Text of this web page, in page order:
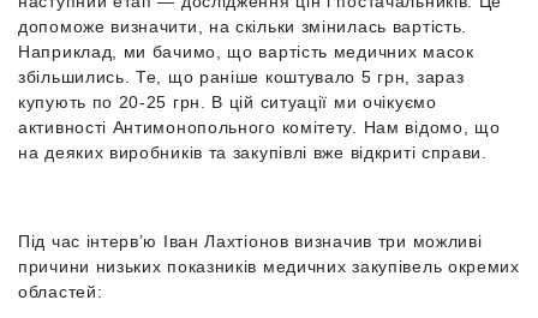
допоможе визначити, на скільки змінилась вартість.
Наприклад, ми бачимо, що вартість медичних масок
збільшились. Те, що раніше коштувало 5 грн, зараз
купують по 20-25 грн. В цій ситуації ми очікуємо
активності Антимонопольного комітету. Нам відомо, що
на деяких виробників та закупівлі вже відкриті справи.
Під час інтерв’ю Іван Лахтіонов визначив три можливі
причини низьких показників медичних закупівель окремих
областей: